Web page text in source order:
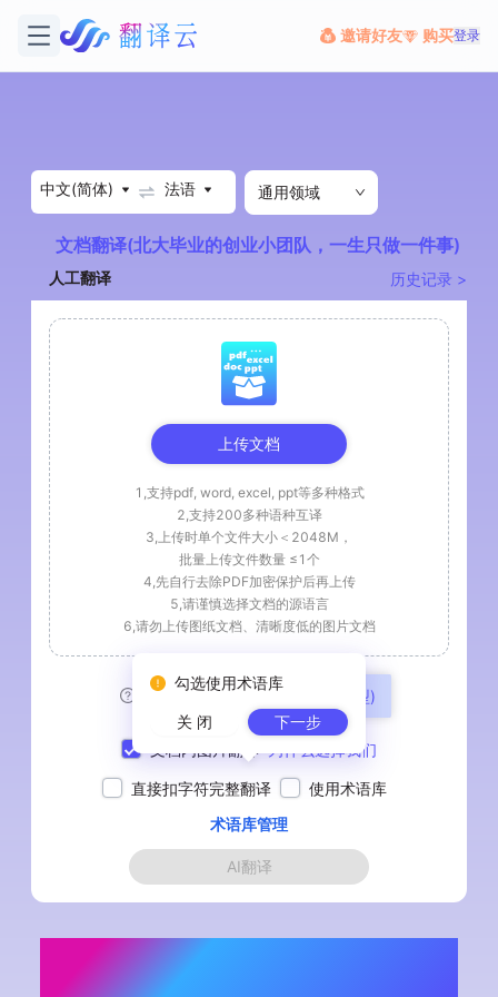
邀请好友 购买登录
中文(简体) 法语 通用领域
文档翻译(北大毕业的创业小团队，一生只做一件事)
人工翻译 历史记录 >
上传文档
1,支持pdf, word, excel, ppt等多种格式
2,支持200多种语种互译
3,上传时单个文件大小＜2048M ，
批量上传文件数量 ≤ 1 个
4,先自行去除PDF加密保护后再上传
5,请谨慎选择文档的源语言
6,请勿上传图纸文档、清晰度低的图片文档
模型: 翻译云(企业级翻译模型)
文档内图片翻译 为什么选择我们
直接扣字符完整翻译
使用术语库
术语库管理
AI翻译
勾选使用术语库
关 闭 下一步